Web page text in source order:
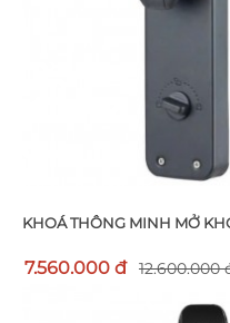
KHOÁ THÔNG MINH MỞ
7.560.000 đ 12.600.000